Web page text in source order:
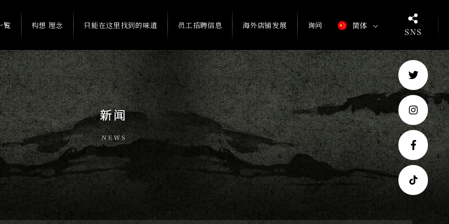
覧 构想 理念 只能在这里找到的味道 员工招聘信息 海外店铺发展 询问 简体